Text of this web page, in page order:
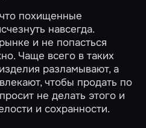
похищенные
навсегда.
и не попасться
Чаще всего в таких
разламывают, а
чтобы продать по
не делать этого и
и сохранности.